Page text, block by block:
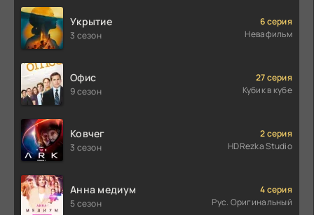
Укрытие
3 сезон
6 серия
Невафильм
Офис
9 сезон
27 серия
Кубик в кубе
Ковчег
3 сезон
2 серия
HDRezka Studio
Анна медиум
5 сезон
4 серия
Рус. Оригинальный